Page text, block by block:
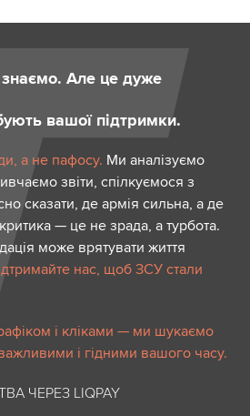
Але це дуже
вашої підтримки.
а не пафосу. Ми аналізуємо
звіти, спілкуємося з
сказати, де армія сильна, а де
— це не зрада, а турбота.
може врятувати життя
нас, щоб ЗСУ стали
і кліками — ми шукаємо
важливими і гідними вашого часу.
ЧЕРЕЗ LIQPAY